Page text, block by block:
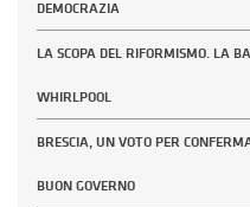
DEMOCRAZIA
LA SCOPA DEL RIFORMISMO. LA
WHIRLPOOL
BRESCIA, UN VOTO PER
BUON GOVERNO